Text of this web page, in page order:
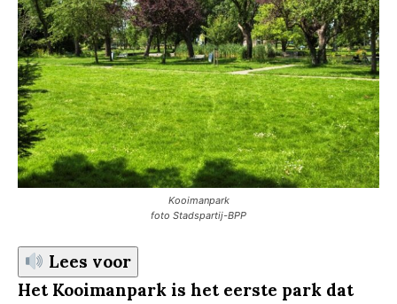
Kooimanpark
foto Stadspartij-BPP
Lees voor
Het Kooimanpark is het eerste park dat